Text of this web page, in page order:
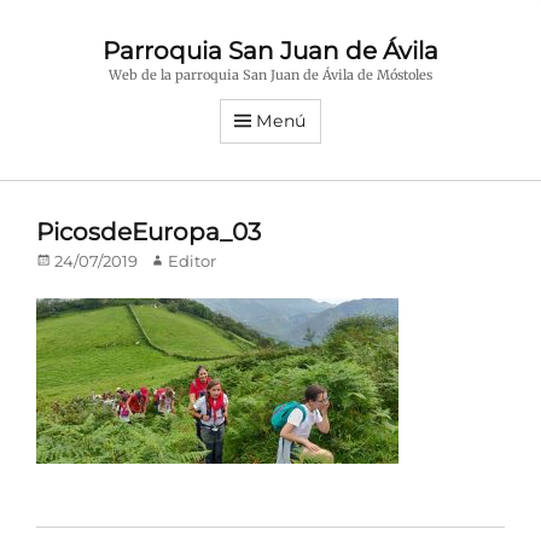
Parroquia San Juan de Ávila
Web de la parroquia San Juan de Ávila de Móstoles
Menú
PicosdeEuropa_03
Publicado
24/07/2019 Autor
Editor